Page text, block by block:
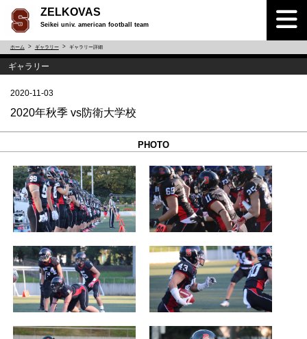
ZELKOVAS
Seikei univ. american football team
ホーム ギャラリー ギャラリー詳細
ギャラリー
2020-11-03
2020年秋季 vs防衛大学校
PHOTO